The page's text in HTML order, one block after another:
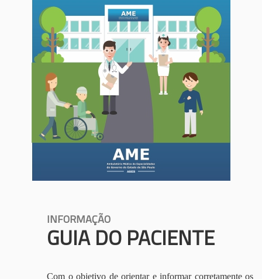
INFORMAÇÃO
GUIA DO PACIENTE
Com o objetivo de orientar e informar corretamente os